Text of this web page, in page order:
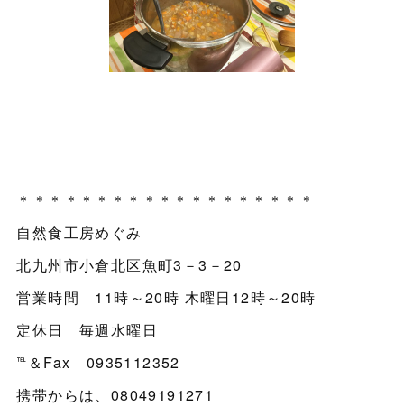
＊＊＊＊＊＊＊＊＊＊＊＊＊＊＊＊＊＊＊
自然食工房めぐみ
北九州市小倉北区魚町3－3－20
営業時間 11時～20時 木曜日12時～20時
定休日 毎週水曜日
℡＆Fax 0935112352
携帯からは、08049191271